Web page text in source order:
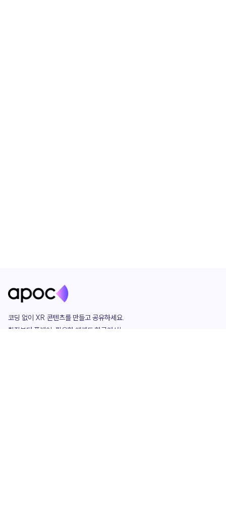
코딩 없이 XR 콘텐츠를 만들고 공유하세요.
창작부터 플레이, 필요한 애셋도 한곳에서!